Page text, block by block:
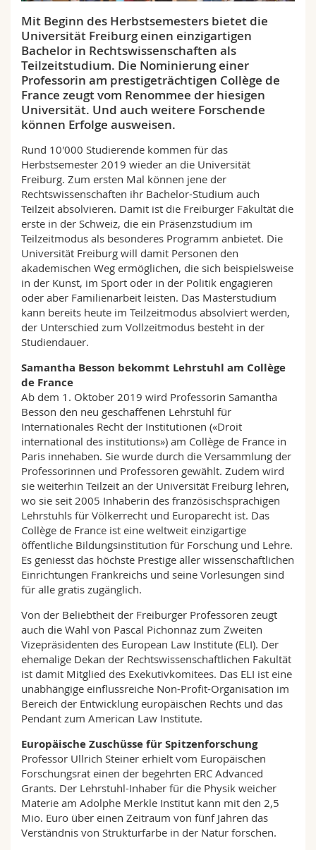
Interfakultär
Doktorierende
Vorlesungsverzeichnis
MyUnifr
Mit Beginn des Herbstsemesters bietet die
Universität Freiburg einen einzigartigen
Bachelor in Rechtswissenschaften als
Teilzeitstudium. Die Nominierung einer
Professorin am prestigeträchtigen Collège de
France zeugt vom Renommee der hiesigen
Universität. Und auch weitere Forschende
können Erfolge ausweisen.
Rund 10'000 Studierende kommen für das
Herbstsemester 2019 wieder an die Universität
Freiburg. Zum ersten Mal können jene der
Rechtswissenschaften ihr Bachelor-Studium auch
Teilzeit absolvieren. Damit ist die Freiburger Fakultät die
erste in der Schweiz, die ein Präsenzstudium im
Teilzeitmodus als besonderes Programm anbietet. Die
Universität Freiburg will damit Personen den
akademischen Weg ermöglichen, die sich beispielsweise
in der Kunst, im Sport oder in der Politik engagieren
oder aber Familienarbeit leisten. Das Masterstudium
kann bereits heute im Teilzeitmodus absolviert werden,
der Unterschied zum Vollzeitmodus besteht in der
Studiendauer.
Samantha Besson bekommt Lehrstuhl am Collège
de France
Ab dem 1. Oktober 2019 wird Professorin Samantha
Besson den neu geschaffenen Lehrstuhl für
Internationales Recht der Institutionen («Droit
international des institutions») am Collège de France in
Paris innehaben. Sie wurde durch die Versammlung der
Professorinnen und Professoren gewählt. Zudem wird
sie weiterhin Teilzeit an der Universität Freiburg lehren,
wo sie seit 2005 Inhaberin des französischsprachigen
Lehrstuhls für Völkerrecht und Europarecht ist. Das
Collège de France ist eine weltweit einzigartige
öffentliche Bildungsinstitution für Forschung und Lehre.
Es geniesst das höchste Prestige aller wissenschaftlichen
Einrichtungen Frankreichs und seine Vorlesungen sind
für alle gratis zugänglich.
Von der Beliebtheit der Freiburger Professoren zeugt
auch die Wahl von Pascal Pichonnaz zum Zweiten
Vizepräsidenten des European Law Institute (ELI). Der
ehemalige Dekan der Rechtswissenschaftlichen Fakultät
ist damit Mitglied des Exekutivkomitees. Das ELI ist eine
unabhängige einflussreiche Non-Profit-Organisation im
Bereich der Entwicklung europäischen Rechts und das
Pendant zum American Law Institute.
Europäische Zuschüsse für Spitzenforschung
Professor Ullrich Steiner erhielt vom Europäischen
Forschungsrat einen der begehrten ERC Advanced
Grants. Der Lehrstuhl-Inhaber für die Physik weicher
Materie am Adolphe Merkle Institut kann mit den 2,5
Mio. Euro über einen Zeitraum von fünf Jahren das
Verständnis von Strukturfarbe in der Natur forschen.